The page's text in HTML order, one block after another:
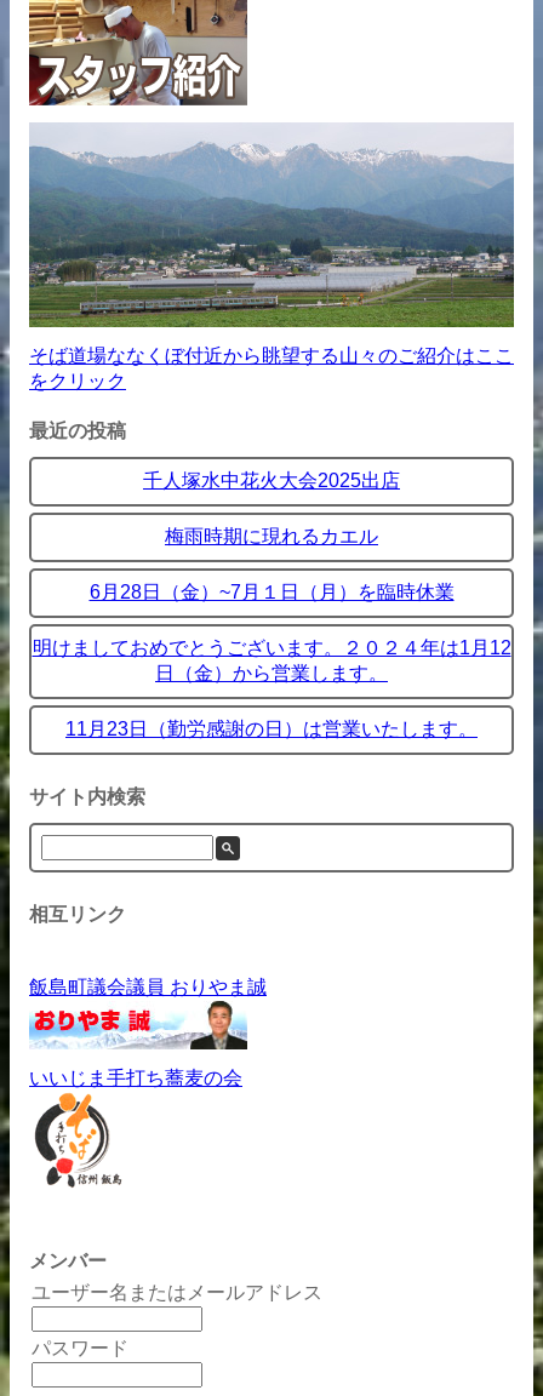
そば道場ななくぼ付近から眺望する山々のご紹介はここ
をクリック
最近の投稿
千人塚水中花火大会2025出店
梅雨時期に現れるカエル
6月28日（金）~7月１日（月）を臨時休業
明けましておめでとうございます。２０２４年は1月12
日（金）から営業します。
11月23日（勤労感謝の日）は営業いたします。
サイト内検索
相互リンク
飯島町議会議員 おりやま誠
いいじま手打ち蕎麦の会
メンバー
ユーザー名またはメールアドレス
パスワード